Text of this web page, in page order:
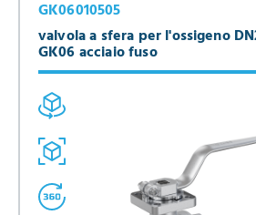
valvola a sfera per l'ossigeno
GK06 acciaio fuso
GK06010505